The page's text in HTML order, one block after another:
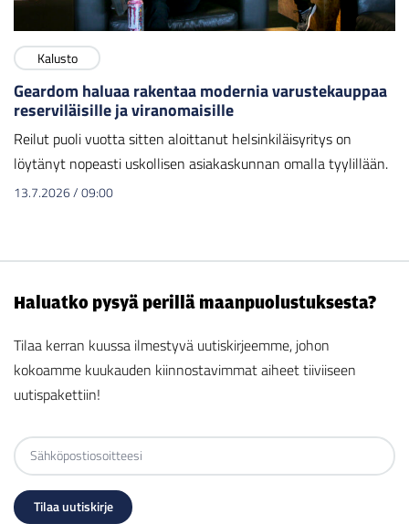
Kalusto
Geardom haluaa rakentaa modernia varustekauppaa
reserviläisille ja viranomaisille
Reilut puoli vuotta sitten aloittanut helsinkiläisyritys on
löytänyt nopeasti uskollisen asiakaskunnan omalla tyylillään.
13.7.2026/09:00
Haluatko pysyä perillä maanpuolustuksesta?
Tilaa kerran kuussa ilmestyvä uutiskirjeemme, johon
kokoamme kuukauden kiinnostavimmat aiheet tiiviiseen
uutispakettiin!